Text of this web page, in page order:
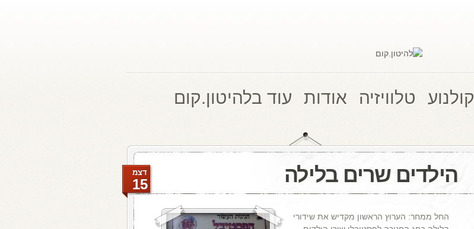
קולנוע טלוויזיה אודות עוד בלהיטון.קום
הילדים שרים בלילה דצמ
15
החל ממחר: הערוץ הראשון מקדיש את שידורי